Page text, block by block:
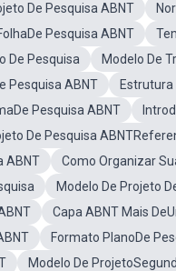
De Pesquisa ABNT
Pesquisa ABNT
De Pesquisa
Modelo De
Pesquisa ABNT
Estrutura
Pesquisa ABNT
De Pesquisa
ABNT
Como Organizar
Modelo De Projeto
Capa ABNT Mais
Formato PlanoDe
Modelo De